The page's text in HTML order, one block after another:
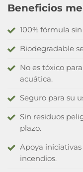
Beneficios
100% fórmula
Biodegradable
No es tóxico
acuática.
Seguro para su
Sin residuos
plazo.
Apoya
incendios.